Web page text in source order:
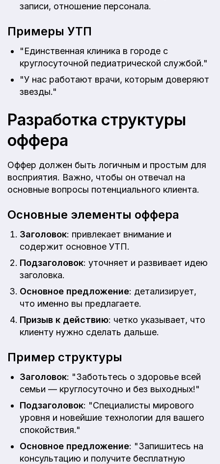
записи, отношение персонала.
Примеры УТП
"Единственная клиника в городе с
круглосуточной педиатрической службой."
"У нас работают врачи, которым доверяют
звезды."
Разработка структуры
оффера
Оффер должен быть логичным и простым для
восприятия. Важно, чтобы он отвечал на
основные вопросы потенциального клиента.
Основные элементы оффера
Заголовок: привлекает внимание и
содержит основное УТП.
Подзаголовок: уточняет и развивает идею
заголовка.
Основное предложение: детализирует,
что именно вы предлагаете.
Призыв к действию: четко указывает, что
клиенту нужно сделать дальше.
Пример структуры
Заголовок: "Заботьтесь о здоровье всей
семьи — круглосуточно и без выходных!"
Подзаголовок: "Специалисты мирового
уровня и новейшие технологии для вашего
спокойствия."
Основное предложение: "Запишитесь на
консультацию и получите бесплатную